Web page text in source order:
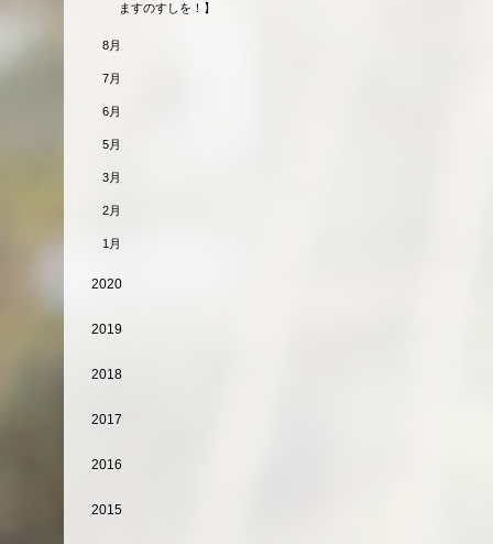
ますのすしを！】
8月
7月
6月
5月
3月
2月
1月
2020
2019
2018
2017
2016
2015